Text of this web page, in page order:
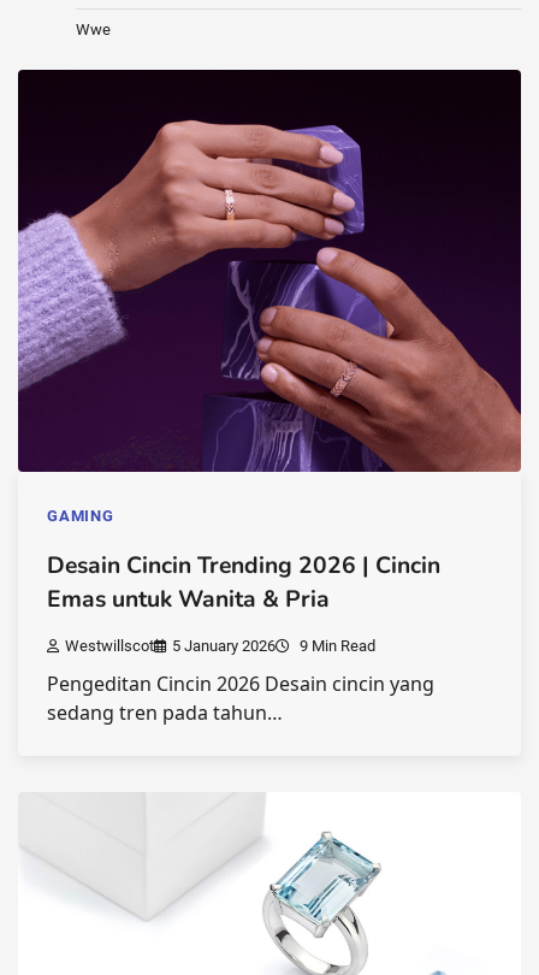
Wwe
GAMING
Desain Cincin Trending 2026 | Cincin
Emas untuk Wanita & Pria
Westwillscot 5 January 2026 9 Min Read
Pengeditan Cincin 2026 Desain cincin yang
sedang tren pada tahun…